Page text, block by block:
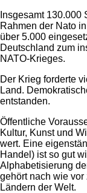
Insgesamt
Rahmen der Nato
über 5.000
Deutschland zum
NATO‐Krieges.
Der Krieg forderte
Land.
entstanden.
Öffentliche
Kultur, Kunst und
wert. Eine
Handel) ist so gut
Alphabetisierung
gehört nach wie
Ländern der Welt.